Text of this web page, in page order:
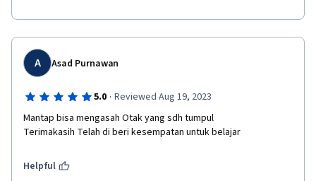
A Asad Purnawan
5.0 · Reviewed Aug 19, 2023
Mantap bisa mengasah Otak yang sdh tumpul
Terimakasih Telah di beri kesempatan untuk belajar
Helpful